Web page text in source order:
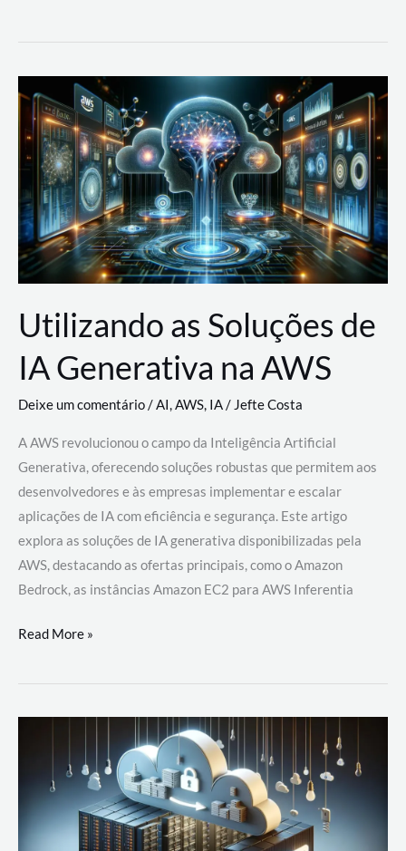
um
com
AWS
Utilizando as Soluções de
IA Generativa na AWS
Deixe um comentário/AI,AWS, IA/Jefte Costa
A AWS revolucionou o campo da Inteligência Artificial
Generativa, oferecendo soluções robustas que permitem aos
desenvolvedores e às empresas implementar e escalar
aplicações de IA com eficiência e segurança. Este artigo
explora as soluções de IA generativa disponibilizadas pela
AWS, destacando as ofertas principais, como o Amazon
Bedrock, as instâncias Amazon EC2 para AWS Inferentia
Utilizando
Soluções
AWS
Read More »